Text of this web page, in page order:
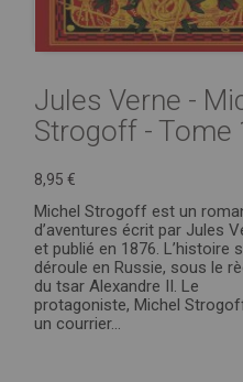
Jules Verne -
Strogoff - Tome
8,95 €
Michel Strogoff est un
d’aventures écrit par Jules
et publié en 1876. L’histoire
déroule en Russie, sous le
du tsar Alexandre II. Le
protagoniste, Michel
un courrier...